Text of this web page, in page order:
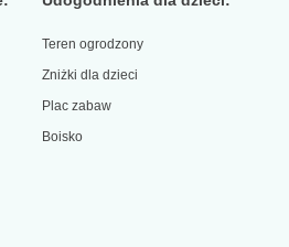
Teren ogrodzony
Zniżki dla dzieci
Plac zabaw
Boisko